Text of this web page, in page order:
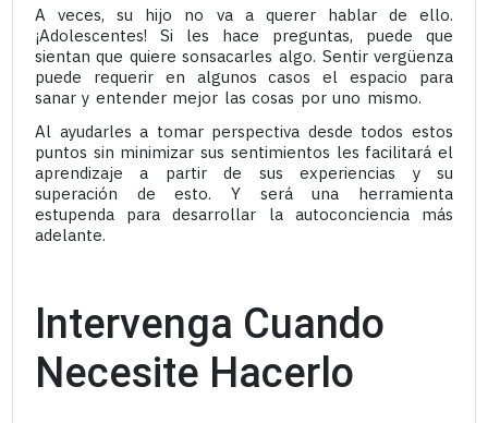
A veces, su hijo no va a querer hablar de ello.
¡Adolescentes! Si les hace preguntas, puede que
sientan que quiere sonsacarles algo. Sentir vergüenza
puede requerir en algunos casos el espacio para
sanar y entender mejor las cosas por uno mismo.
Al ayudarles a tomar perspectiva desde todos estos
puntos sin minimizar sus sentimientos les facilitará el
aprendizaje a partir de sus experiencias y su
superación de esto. Y será una herramienta
estupenda para desarrollar la autoconciencia más
adelante.
Intervenga Cuando
Necesite Hacerlo